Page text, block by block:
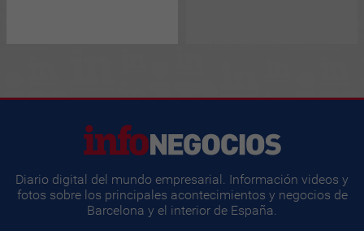
Diario digital del mundo empresarial. Información videos y
fotos sobre los principales acontecimientos y negocios de
Barcelona y el interior de España.